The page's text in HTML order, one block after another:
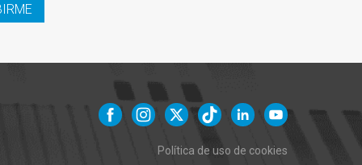
Política de uso de cookies